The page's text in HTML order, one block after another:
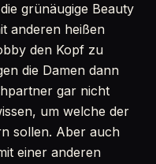
grünäugige Beauty
anderen heißen
den Kopf zu
die Damen dann
gar nicht
um welche der
sollen. Aber auch
einer anderen